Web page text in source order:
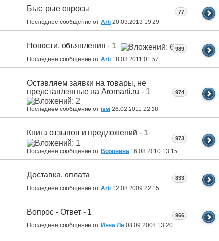
Быстрые опросы
Последнее сообщение от Arti 20.03.2013 19:29
77
Новости, объявления - 1
Последнее сообщение от Arti 18.03.2011 01:57
989
Оставляем заявки на товары, не
представленные на Aromarti.ru - 1
Последнее сообщение от issi 26.02.2011 22:28
974
Книга отзывов и предложений - 1
Последнее сообщение от Воронина 16.08.2010 13:15
973
Доставка, оплата
Последнее сообщение от Arti 12.08.2009 22:15
833
Вопрос - Ответ - 1
Последнее сообщение от Инна Ле 08.09.2008 13:20
966